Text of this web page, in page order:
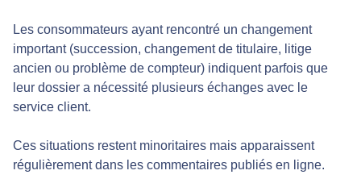
Les consommateurs ayant rencontré un changement
important (succession, changement de titulaire, litige
ancien ou problème de compteur) indiquent parfois que
leur dossier a nécessité plusieurs échanges avec le
service client.
Ces situations restent minoritaires mais apparaissent
régulièrement dans les commentaires publiés en ligne.